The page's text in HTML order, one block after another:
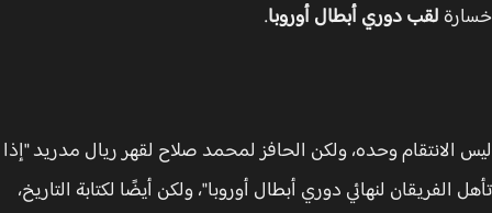
لقب دوري أبطال أوروبا.
الانتقام وحده، ولكن الحافز لمحمد صلاح لقهر ريال مدريد "إذا
الفريقان لنهائي دوري أبطال أوروبا"، ولكن أيضًا لكتابة التاريخ،